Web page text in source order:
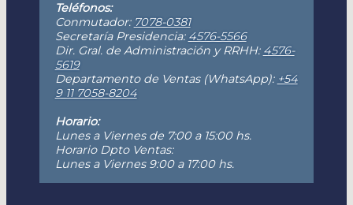
Teléfonos:
Conmutador: 7078-0381
Secretaría Presidencia: 4576-5566
Dir. Gral. de Administración y RRHH: 4576-
5619
Departamento de Ventas (WhatsApp): +54
9 11 7058-8204
Horario:
Lunes a Viernes de 7:00 a 15:00 hs.
Horario Dpto Ventas:
Lunes a Viernes 9:00 a 17:00 hs.